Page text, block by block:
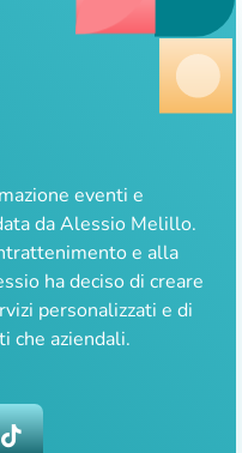
eventi e
da Alessio Melillo.
e alla
ha deciso di creare
personalizzati e di
che aziendali.